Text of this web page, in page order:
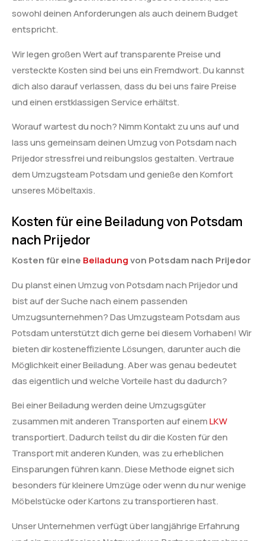
sowohl deinen Anforderungen als auch deinem Budget
entspricht.
Wir legen großen Wert auf transparente Preise und
versteckte Kosten sind bei uns ein Fremdwort. Du kannst
dich also darauf verlassen, dass du bei uns faire Preise
und einen erstklassigen Service erhältst.
Worauf wartest du noch? Nimm Kontakt zu uns auf und
lass uns gemeinsam deinen Umzug von Potsdam nach
Prijedor stressfrei und reibungslos gestalten. Vertraue
dem Umzugsteam Potsdam und genieße den Komfort
unseres Möbeltaxis.
Kosten für eine Beiladung von Potsdam
nach Prijedor
Kosten für eine Beiladungvon Potsdam nach Prijedor
Du planst einen Umzug von Potsdam nach Prijedor und
bist auf der Suche nach einem passenden
Umzugsunternehmen? Das Umzugsteam Potsdam aus
Potsdam unterstützt dich gerne bei diesem Vorhaben! Wir
bieten dir kosteneffiziente Lösungen, darunter auch die
Möglichkeit einer Beiladung. Aber was genau bedeutet
das eigentlich und welche Vorteile hast du dadurch?
Bei einer Beiladung werden deine Umzugsgüter
zusammen mit anderen Transporten auf einemLKW
transportiert. Dadurch teilst du dir die Kosten für den
Transport mit anderen Kunden, was zu erheblichen
Einsparungen führen kann. Diese Methode eignet sich
besonders für kleinere Umzüge oder wenn du nur wenige
Möbelstücke oder Kartons zu transportieren hast.
Unser Unternehmen verfügt über langjährige Erfahrung